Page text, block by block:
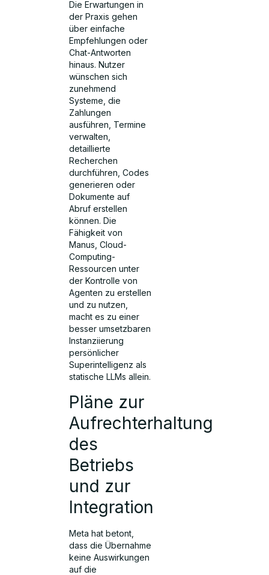
Die Erwartungen in
der Praxis gehen
über einfache
Empfehlungen oder
Chat-Antworten
hinaus. Nutzer
wünschen sich
zunehmend
Systeme, die
Zahlungen
ausführen, Termine
verwalten,
detaillierte
Recherchen
durchführen, Codes
generieren oder
Dokumente auf
Abruf erstellen
können. Die
Fähigkeit von
Manus, Cloud-
Computing-
Ressourcen unter
der Kontrolle von
Agenten zu erstellen
und zu nutzen,
macht es zu einer
besser umsetzbaren
Instanziierung
persönlicher
Superintelligenz als
statische LLMs allein.
Pläne zur
Aufrechterhaltung
des
Betriebs
und zur
Integration
Meta hat betont,
dass die Übernahme
keine Auswirkungen
auf die